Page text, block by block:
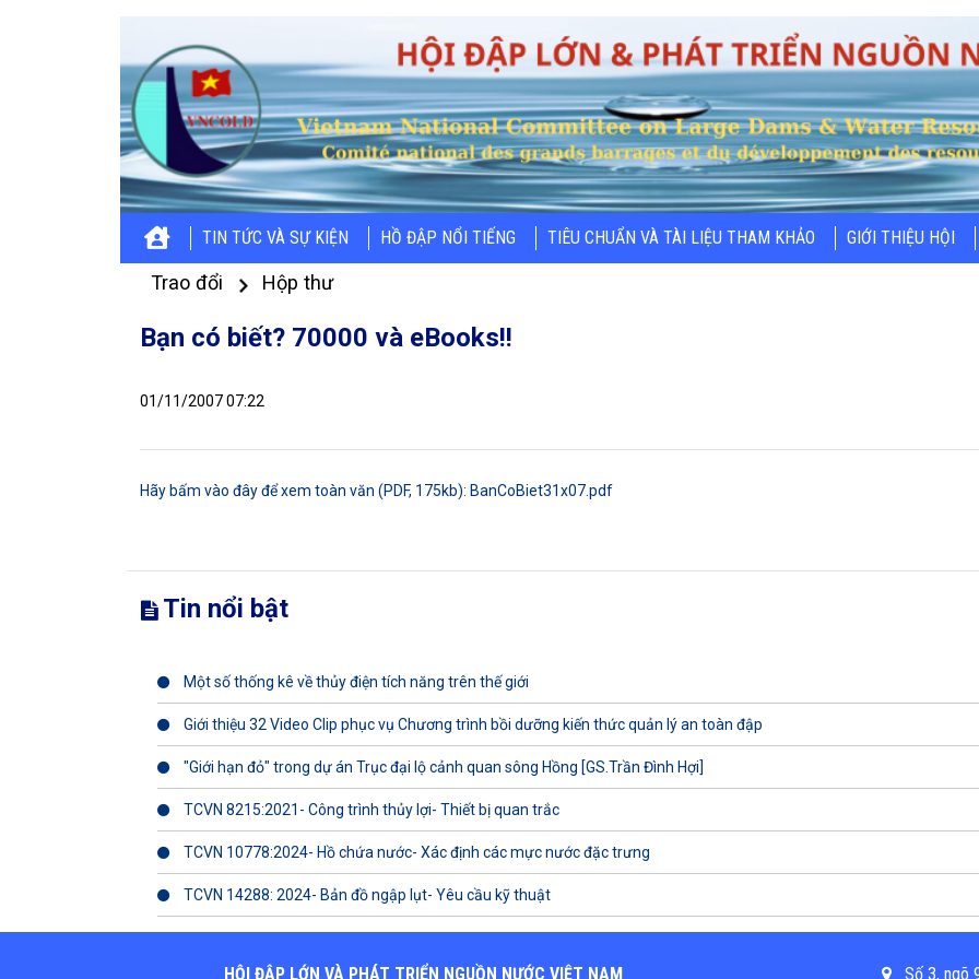
TIN TỨC VÀ SỰ KIỆN HỒ ĐẬP NỔI TIẾNG TIÊU CHUẨN VÀ TÀI LIỆU THAM KHẢO GIỚI THIỆU HỘI
Trao đổi Hộp thư
Bạn có biết? 70000 và eBooks!!
01/11/2007 07:22
Hãy bấm vào đây để xem toàn văn (PDF, 175kb): BanCoBiet31x07.pdf
Tin nổi bật
Một số thống kê về thủy điện tích năng trên thế giới
Giới thiệu 32 Video Clip phục vụ Chương trình bồi dưỡng kiến thức quản lý an toàn đập
"Giới hạn đỏ" trong dự án Trục đại lộ cảnh quan sông Hồng [GS.Trần Đình Hợi]
TCVN 8215:2021- Công trình thủy lợi- Thiết bị quan trắc
TCVN 10778:2024- Hồ chứa nước- Xác định các mực nước đặc trưng
TCVN 14288: 2024- Bản đồ ngập lụt- Yêu cầu kỹ thuật
HỘI ĐẬP LỚN VÀ PHÁT TRIỂN NGUỒN NƯỚC VIỆT NAM Số 3, ngõ